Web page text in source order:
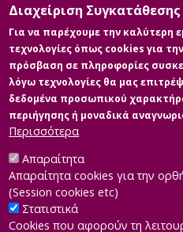
Mary Anning: Η
Παλαιοντολογία
αντιμετώπισή
επιστημονική
Description: Mary
συμβολή της
και η
Διαχείριση
Για να παρέχουμε την καλύτερη
τεχνολογίες όπως cookies για
πρόσβαση σε πληροφορίες
λόγω τεχνολογίες θα μας
δεδομένα προσωπικού
περιήγησης ή μοναδικά
Περισσότερα
Απαραίτητα
Απαραίτητα cookies για την
(Session cookies etc)
Στατιστικά
Cookies που αφορούν τη